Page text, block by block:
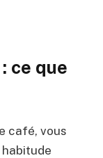
ce que
café, vous